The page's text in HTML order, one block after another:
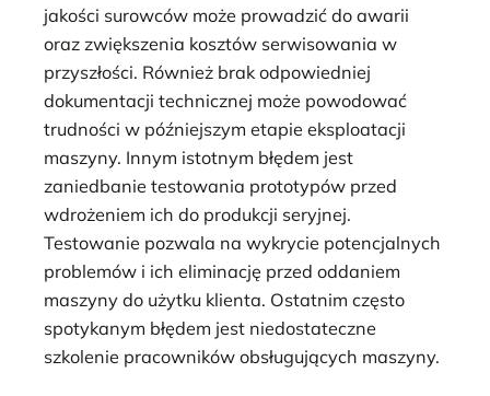
jakości surowców może prowadzić do awarii
oraz zwiększenia kosztów serwisowania w
przyszłości. Również brak odpowiedniej
dokumentacji technicznej może powodować
trudności w późniejszym etapie eksploatacji
maszyny. Innym istotnym błędem jest
zaniedbanie testowania prototypów przed
wdrożeniem ich do produkcji seryjnej.
Testowanie pozwala na wykrycie potencjalnych
problemów i ich eliminację przed oddaniem
maszyny do użytku klienta. Ostatnim często
spotykanym błędem jest niedostateczne
szkolenie pracowników obsługujących maszyny.